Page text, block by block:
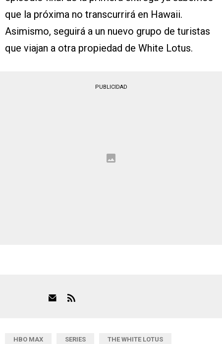
que la próxima no transcurrirá en Hawaii.
Asimismo, seguirá a un nuevo grupo de turistas
que viajan a otra propiedad de White Lotus.
PUBLICIDAD
HBO MAX SERIES THE WHITE LOTUS